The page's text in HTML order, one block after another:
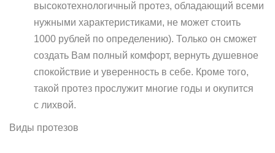
высокотехнологичный протез, обладающий всеми
нужными характеристиками, не может стоить
1000 рублей по определению). Только он сможет
создать Вам полный комфорт, вернуть душевное
спокойствие и уверенность в себе. Кроме того,
такой протез прослужит многие годы и окупится
с лихвой.
Виды протезов